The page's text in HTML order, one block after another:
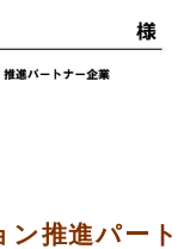
推進パート